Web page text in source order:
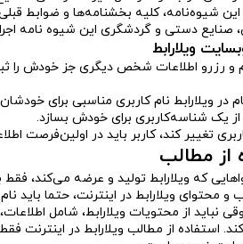
این شیوه‌نامه، کلیه بخشنامه‌ها و ضوابط
را ۲۰ خردادماه امسال به تمام استان ها و از آن طریق به هتل ها ابلاغ کرده که براساس ماده ۳۰ این شیوه نامه از آن
ویلارابط
و رزرو اطلاعات شخص دیگری جز خودش را
در ویلارابط نام کاربری‌ مناسبی برای
یک شناسه‌کاربری برای خودش بسازد.
تغییر کند، کاربر باید در اولین‌فرصت
از مطالب
که ویلارابط تولید و عرضه می‌کند،
محتوای ویلارابط در اینترنت، حتما باید
نباید از محتویات ویلارابط، شامل
استفاده از مطالب ویلارابط در